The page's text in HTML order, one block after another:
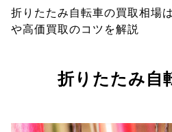
折りたたみ自転車の買取相場
や高価買取のコツを解説
折りたたみ自